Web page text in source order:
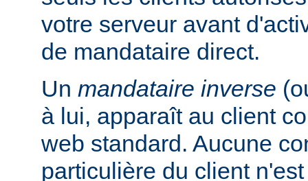
votre serveur avant
de mandataire direct.
Un mandataire inverse
à lui, apparaît au client
web standard. Aucune
particulière du client